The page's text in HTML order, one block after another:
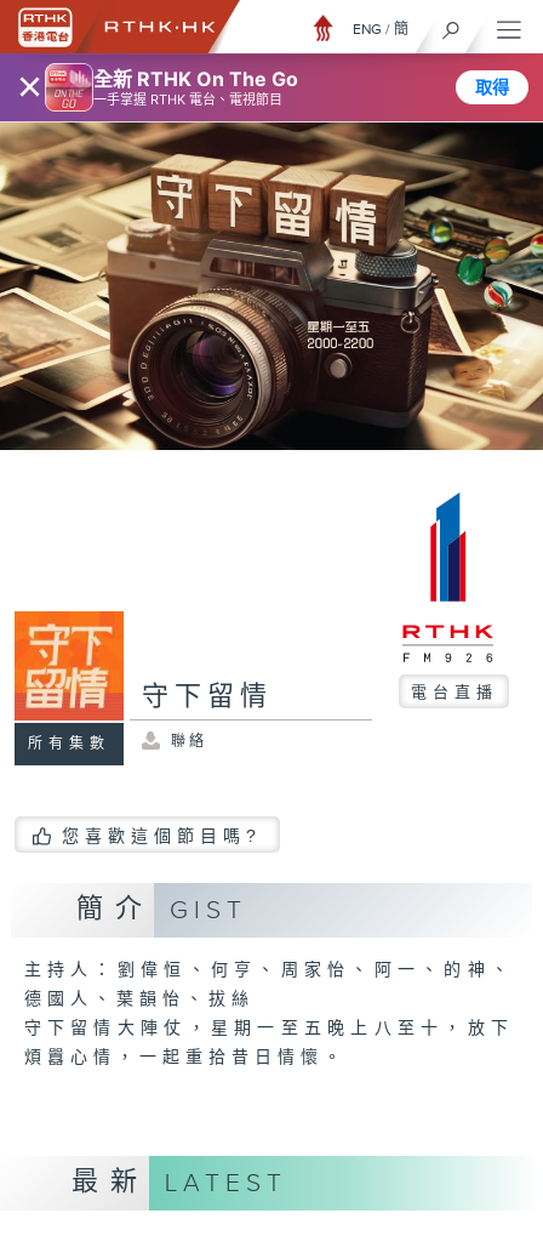
× 全新 RTHK On The Go
一手掌握 RTHK 電台、電視節目
取得
ENG / 簡
所有集數
守下留情 電台直播
聯絡
您喜歡這個節目嗎?
簡介 GIST
主持人：劉偉恒、何亨、周家怡、阿一、的神、
德國人、葉韻怡、拔絲
守下留情大陣仗，星期一至五晚上八至十，放下
煩囂心情，一起重拾昔日情懷。
最新 LATEST